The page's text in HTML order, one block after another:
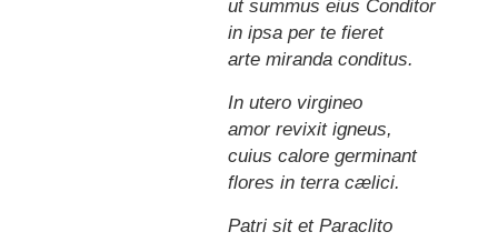
ut summus eius Conditor
in ipsa per te fieret
arte miranda conditus.
In utero virgineo
amor revixit igneus,
cuius calore germinant
flores in terra cælici.
Patri sit et Paraclito